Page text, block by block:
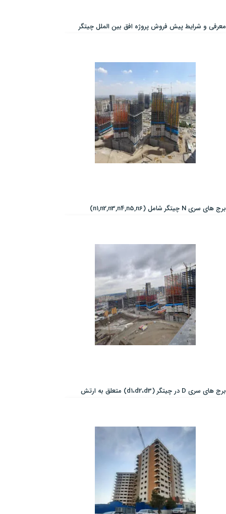
معرفی و شرایط پیش فروش پروژه افق بین الملل چیتگر
برج های سری N چیتگر شامل (n1,n2,n3,n4,n5,n6)
برج های سری D در چیتگر (d1،d2،d3) متعلق به ارتش